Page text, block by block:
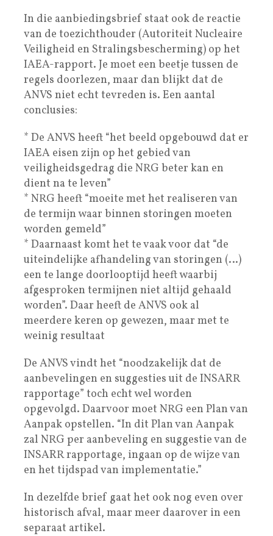
In die aanbiedingsbrief staat ook de reactie
van de toezichthouder (Autoriteit Nucleaire
Veiligheid en Stralingsbescherming) op het
IAEA-rapport. Je moet een beetje tussen de
regels doorlezen, maar dan blijkt dat de
ANVS niet echt tevreden is. Een aantal
conclusies:
* De ANVS heeft “het beeld opgebouwd dat er
IAEA eisen zijn op het gebied van
veiligheidsgedrag die NRG beter kan en
dient na te leven”
* NRG heeft “moeite met het realiseren van
de termijn waar binnen storingen moeten
worden gemeld”
* Daarnaast komt het te vaak voor dat “de
uiteindelijke afhandeling van storingen (…)
een te lange doorlooptijd heeft waarbij
afgesproken termijnen niet altijd gehaald
worden”. Daar heeft de ANVS ook al
meerdere keren op gewezen, maar met te
weinig resultaat
De ANVS vindt het “noodzakelijk dat de
aanbevelingen en suggesties uit de INSARR
rapportage” toch echt wel worden
opgevolgd. Daarvoor moet NRG een Plan van
Aanpak opstellen. “In dit Plan van Aanpak
zal NRG per aanbeveling en suggestie van de
INSARR rapportage, ingaan op de wijze van
en het tijdspad van implementatie.”
In dezelfde brief gaat het ook nog even over
historisch afval, maar meer daarover in een
separaat artikel.